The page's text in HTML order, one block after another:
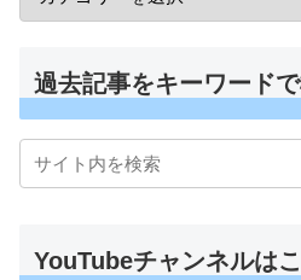
過去記事をキーワード
YouTubeチャンネルは